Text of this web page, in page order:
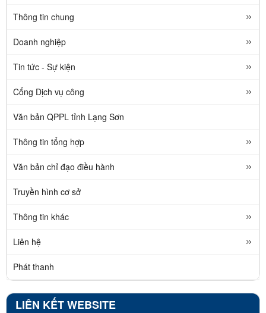
Thông tin chung
Doanh nghiệp
Tin tức - Sự kiện
Cổng Dịch vụ công
Văn bản QPPL tỉnh Lạng Sơn
Thông tin tổng hợp
Văn bản chỉ đạo điều hành
Truyền hình cơ sở
Thông tin khác
Liên hệ
Phát thanh
LIÊN KẾT WEBSITE